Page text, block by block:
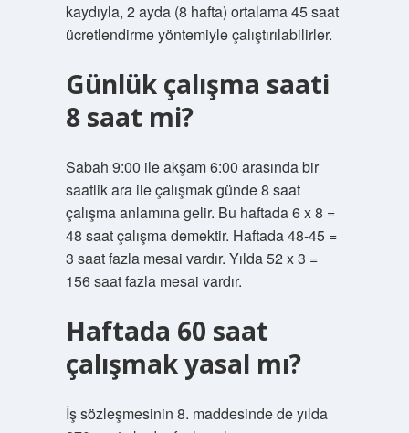
kaydıyla, 2 ayda (8 hafta) ortalama 45 saat
ücretlendirme yöntemiyle çalıştırılabilirler.
Günlük çalışma saati
8 saat mi?
Sabah 9:00 ile akşam 6:00 arasında bir
saatlik ara ile çalışmak günde 8 saat
çalışma anlamına gelir. Bu haftada 6 x 8 =
48 saat çalışma demektir. Haftada 48-45 =
3 saat fazla mesai vardır. Yılda 52 x 3 =
156 saat fazla mesai vardır.
Haftada 60 saat
çalışmak yasal mı?
İş sözleşmesinin 8. maddesinde de yılda